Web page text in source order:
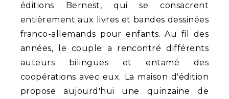
éditions Bernest, qui se consacrent
entièrement aux livres et bandes dessinées
franco-allemands pour enfants. Au fil des
années, le couple a rencontré différents
auteurs bilingues et entamé des
coopérations avec eux. La maison d'édition
propose aujourd'hui une quinzaine de